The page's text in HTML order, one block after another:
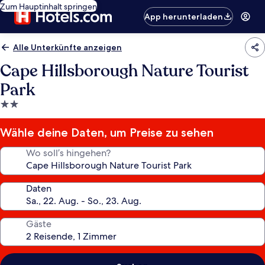
Zum Hauptinhalt springen
App herunterladen
Alle Unterkünfte anzeigen
Cape Hillsborough Nature Tourist
Park
2.0-
Sterne-
Unterkunft
Wähle deine Daten, um Preise zu sehen
Wo soll’s hingehen?
Daten
Gäste